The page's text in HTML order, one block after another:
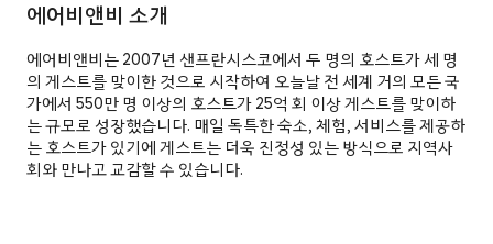
에어비앤비 소개
에어비앤비는 2007년 샌프란시스코에서 두 명의 호스트가 세 명
의 게스트를 맞이한 것으로 시작하여 오늘날 전 세계 거의 모든 국
가에서 550만 명 이상의 호스트가 25억 회 이상 게스트를 맞이하
는 규모로 성장했습니다. 매일 독특한 숙소, 체험, 서비스를 제공하
는 호스트가 있기에 게스트는 더욱 진정성 있는 방식으로 지역사
회와 만나고 교감할 수 있습니다.